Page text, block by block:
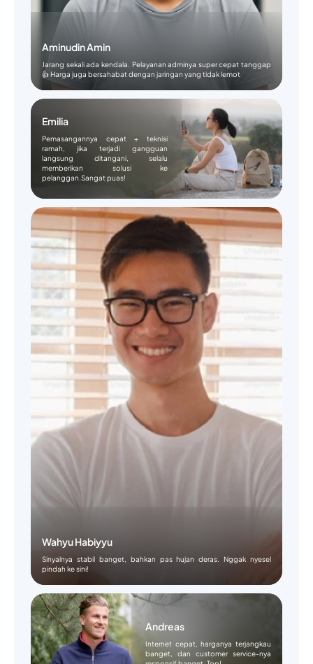
Aminudin Amin
Jarang sekali ada kendala. Pelayanan adminya super cepat tanggap
👍 Harga juga bersahabat dengan jaringan yang tidak lemot
Emilia
Pemasangannya cepat + teknisi
ramah, jika terjadi gangguan
langsung ditangani, selalu
memberikan solusi ke
pelanggan.Sangat puas!
Wahyu Habiyyu
Sinyalnya stabil banget, bahkan pas hujan deras. Nggak nyesel
pindah ke sini!
Andreas
Internet cepat, harganya terjangkau
banget, dan customer service-nya